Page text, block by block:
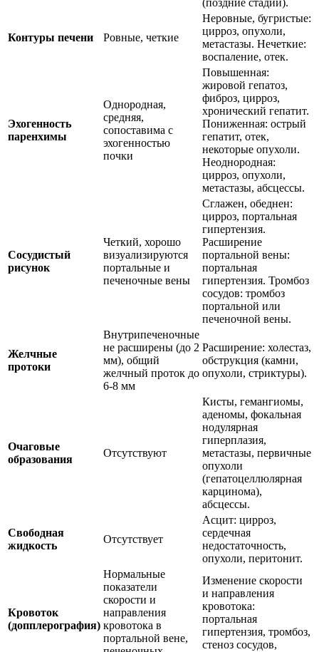
Контуры печени Ровные, четкие
Неровные, бугристые:
цирроз, опухоли,
метастазы. Нечеткие:
воспаление, отек.
Эхогенность
паренхимы
Однородная,
средняя,
сопоставима с
эхогенностью
почки
Повышенная:
жировой гепатоз,
фиброз, цирроз,
хронический гепатит.
Пониженная: острый
гепатит, отек,
некоторые опухоли.
Неоднородная:
цирроз, опухоли,
метастазы, абсцессы.
Сосудистый
рисунок
Четкий, хорошо
визуализируются
портальные и
печеночные вены
Сглажен, обеднен:
цирроз, портальная
гипертензия.
Расширение
портальной вены:
портальная
гипертензия. Тромбоз
сосудов: тромбоз
портальной или
печеночной вены.
Желчные
протоки
Внутрипеченочные
не расширены (до 2
мм), общий
желчный проток до
6-8 мм
Расширение: холестаз,
обструкция (камни,
опухоли, стриктуры).
Очаговые
образования
Отсутствуют
Кисты, гемангиомы,
аденомы, фокальная
нодулярная
гиперплазия,
метастазы, первичные
опухоли
(гепатоцеллюлярная
карцинома),
абсцессы.
Свободная
жидкость
Отсутствует
Асцит: цирроз,
сердечная
недостаточность,
опухоли, перитонит.
Кровоток
(допплерография)
Нормальные
показатели
скорости и
направления
кровотока в
портальной вене,
Изменение скорости
и направления
кровотока:
портальная
гипертензия, тромбоз,
стеноз сосудов,